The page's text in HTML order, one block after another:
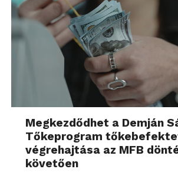
Megkezdődhet a Demján
Tőkeprogram
végrehajtása az MFB
követően